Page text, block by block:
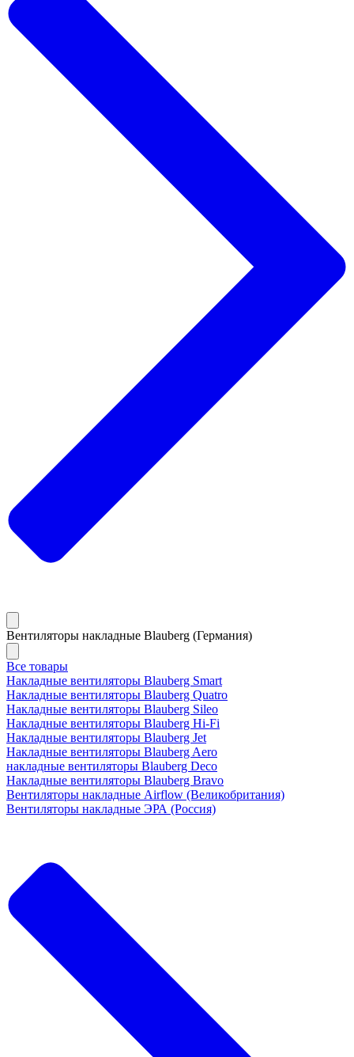
Вентиляторы накладные Blauberg (Германия)
Все товары
Накладные вентиляторы Blauberg Smart
Накладные вентиляторы Blauberg Quatro
Накладные вентиляторы Blauberg Sileo
Накладные вентиляторы Blauberg Hi-Fi
Накладные вентиляторы Blauberg Jet
Накладные вентиляторы Blauberg Aero
накладные вентиляторы Blauberg Deco
Накладные вентиляторы Blauberg Bravo
Вентиляторы накладные Airflow (Великобритания)
Вентиляторы накладные ЭРА (Россия)